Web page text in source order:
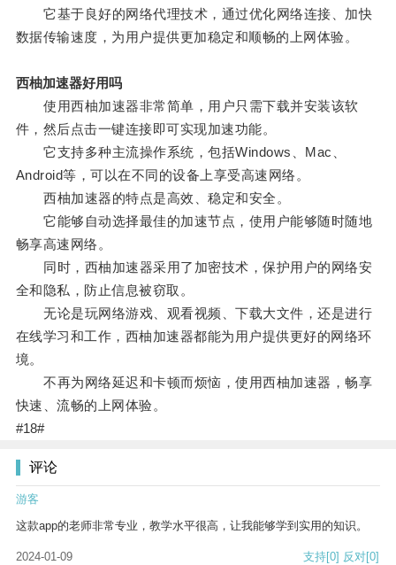
它基于良好的网络代理技术，通过优化网络连接、加快
数据传输速度，为用户提供更加稳定和顺畅的上网体验。
西柚加速器好用吗
使用西柚加速器非常简单，用户只需下载并安装该软
件，然后点击一键连接即可实现加速功能。
它支持多种主流操作系统，包括Windows、Mac、
Android等，可以在不同的设备上享受高速网络。
西柚加速器的特点是高效、稳定和安全。
它能够自动选择最佳的加速节点，使用户能够随时随地
畅享高速网络。
同时，西柚加速器采用了加密技术，保护用户的网络安
全和隐私，防止信息被窃取。
无论是玩网络游戏、观看视频、下载大文件，还是进行
在线学习和工作，西柚加速器都能为用户提供更好的网络环
境。
不再为网络延迟和卡顿而烦恼，使用西柚加速器，畅享
快速、流畅的上网体验。
#18#
评论
游客
这款app的老师非常专业，教学水平很高，让我能够学到实用的知识。
2024-01-09 支持[0] 反对[0]